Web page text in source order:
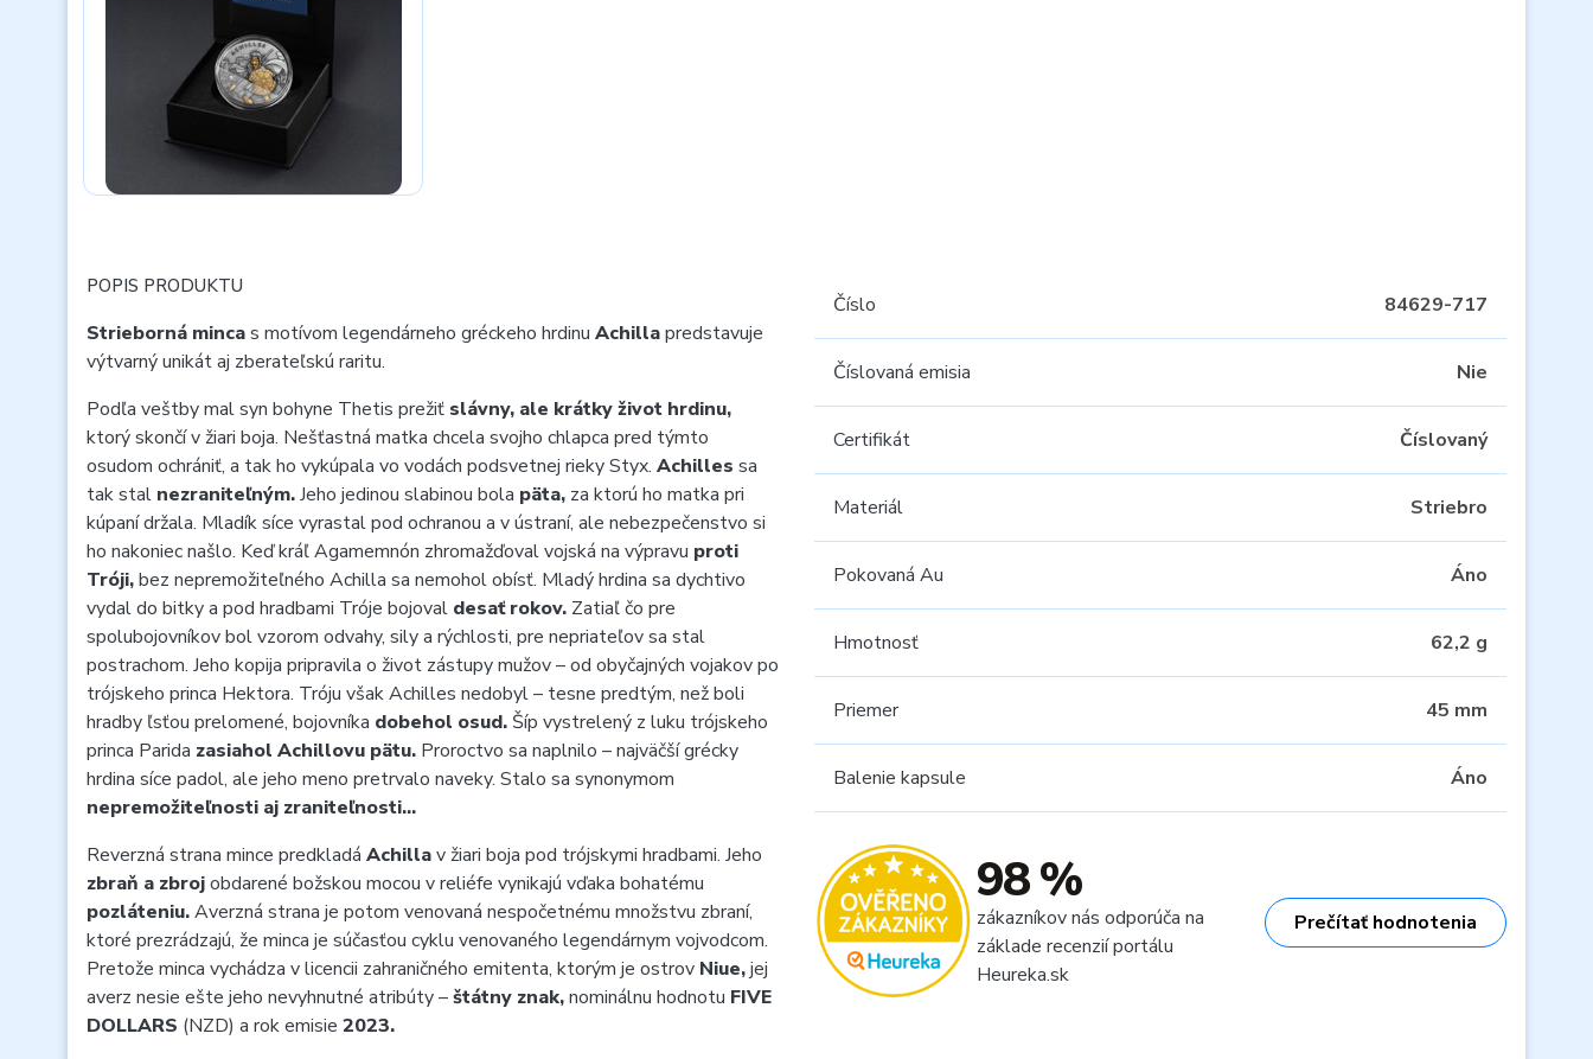
POPIS PRODUKTU
Strieborná mincas motívom legendárneho gréckeho hrdinu Achillapredstavuje
výtvarný unikát aj zberateľskú raritu.
Podľa veštby mal syn bohyne Thetis prežiť slávny, ale krátky život hrdinu,
ktorý skončí v žiari boja. Nešťastná matka chcela svojho chlapca pred týmto
osudom ochrániť, a tak ho vykúpala vo vodách podsvetnej rieky Styx. Achilles sa
tak stal nezraniteľným.Jeho jedinou slabinou bola päta, za ktorú ho matka pri
kúpaní držala. Mladík síce vyrastal pod ochranou a v ústraní, ale nebezpečenstvo si
ho nakoniec našlo. Keď kráľ Agamemnón zhromažďoval vojská na výpravu proti
Tróji,bez nepremožiteľného Achilla sa nemohol obísť. Mladý hrdina sa dychtivo
vydal do bitky a pod hradbami Tróje bojoval desať rokov. Zatiaľ čo pre
spolubojovníkov bol vzorom odvahy, sily a rýchlosti, pre nepriateľov sa stal
postrachom. Jeho kopija pripravila o život zástupy mužov – od obyčajných vojakov po
trójskeho princa Hektora. Tróju však Achilles nedobyl – tesne predtým, než boli
hradby ľsťou prelomené, bojovníka dobehol osud. Šíp vystrelený z luku trójskeho
princa Parida zasiahol Achillovu pätu. Proroctvo sa naplnilo – najväčší grécky
hrdina síce padol, ale jeho meno pretrvalo naveky. Stalo sa synonymom
nepremožiteľnosti aj zraniteľnosti…
Reverzná strana mince predkladá Achillav žiari boja pod trójskymi hradbami. Jeho
zbraň a zbrojobdarené božskou mocou v reliéfe vynikajú vďaka bohatému
pozláteniu.Averzná strana je potom venovaná nespočetnému množstvu zbraní,
ktoré prezrádzajú, že minca je súčasťou cyklu venovaného legendárnym vojvodcom.
Pretože minca vychádza v licencii zahraničného emitenta, ktorým je ostrov Niue,jej
averz nesie ešte jeho nevyhnutné atribúty –štátny znak,nominálnu hodnotu FIVE
DOLLARS (NZD) a rok emisie 2023.
Číslo 84629-717
Číslovaná emisia Nie
Certifikát Číslovaný
Materiál Striebro
Pokovaná Au Áno
Hmotnosť 62,2 g
Priemer 45 mm
Balenie kapsule Áno
98 %
zákazníkov nás odporúča na
základe recenzií portálu
Heureka.sk
Prečítať hodnotenia